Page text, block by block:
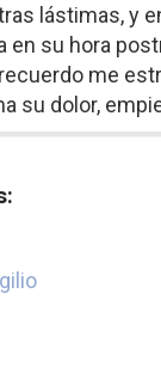
lástimas, y
en su hora
me
su dolor,